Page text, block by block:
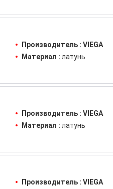
Производитель : VIEGA
Материал : латунь
Производитель : VIEGA
Материал : латунь
Производитель : VIEGA